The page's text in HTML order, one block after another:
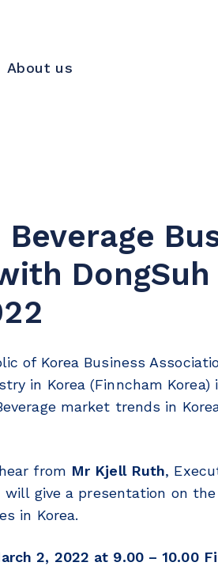
About us
Beverage
DongSuh
of Korea Business
in Korea (Finncham
market trends in
from Mr Kjell Ruth,
will give a presentation on
in Korea.
2, 2022 at 9.00 – 10.00